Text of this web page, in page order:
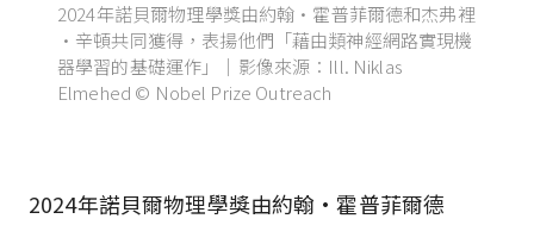
2024年諾貝爾物理學獎由約翰·霍普菲爾德和杰弗裡
·辛頓共同獲得，表揚他們「藉由類神經網路實現機
器學習的基礎運作」｜影像來源：Ill. Niklas
Elmehed © Nobel Prize Outreach
2024年諾貝爾物理學獎由約翰·霍普菲爾德